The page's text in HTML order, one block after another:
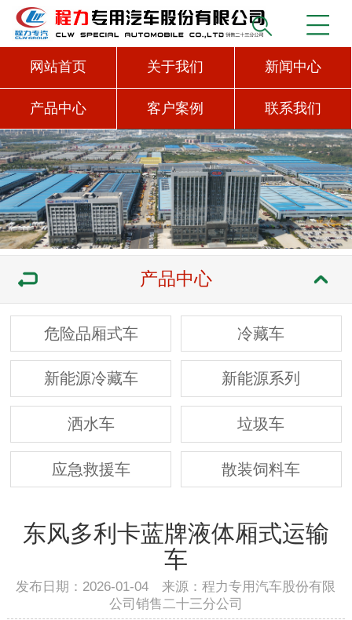
网站首页 关于我们 新闻中心
产品中心 客户案例 联系我们
产品中心
危险品厢式车 冷藏车
新能源冷藏车 新能源系列
洒水车 垃圾车
应急救援车 散装饲料车
东风多利卡蓝牌液体厢式运输
车
发布日期：2026-01-04 来源：程力专用汽车股份有限
公司销售二十三分公司